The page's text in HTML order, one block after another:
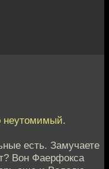
неутомимый.
есть. Замучаете
Вон Фаерфокса